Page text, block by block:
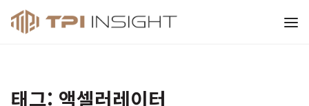
티피아이 인사이트
태그: 액셀러레이터